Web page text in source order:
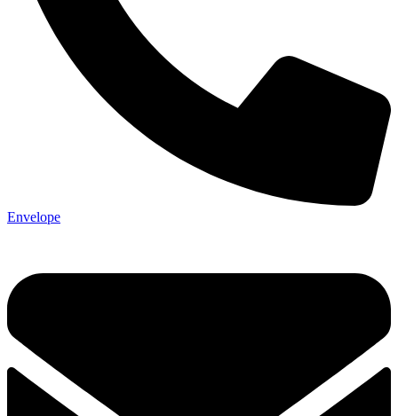
Envelope